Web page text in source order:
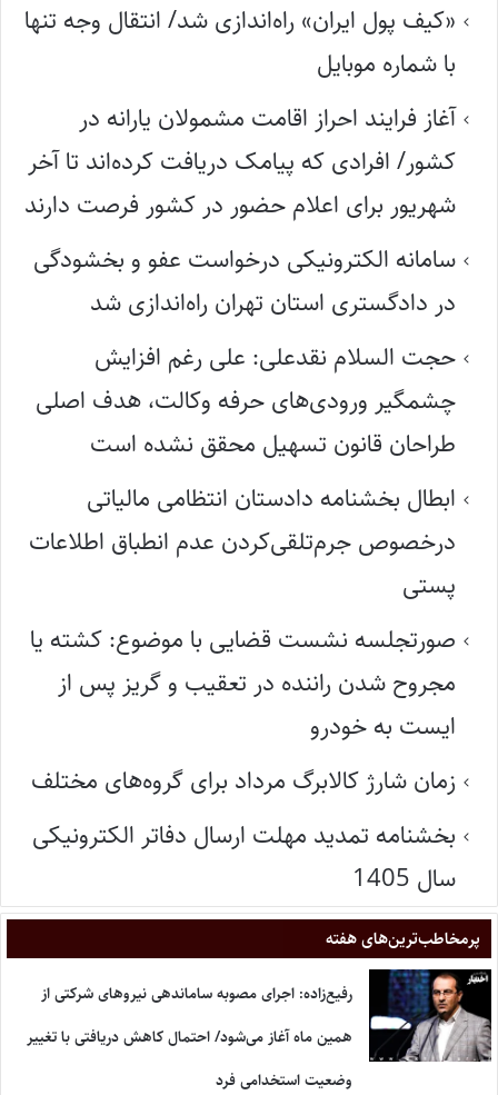
«کیف پول ایران» راه‌اندازی شد/ انتقال وجه تنها
با شماره موبایل
آغاز فرایند احراز اقامت مشمولان یارانه در
کشور/ افرادی که پیامک دریافت کرده‌اند تا آخر
شهریور برای اعلام حضور در کشور فرصت دارند
سامانه الکترونیکی درخواست عفو و بخشودگی
در دادگستری استان تهران راه‌اندازی شد
حجت السلام نقدعلی: علی رغم افزایش
چشمگیر ورودی‌های حرفه وکالت، هدف اصلی
طراحان قانون تسهیل محقق نشده است
ابطال بخشنامه دادستان انتظامی مالیاتی
درخصوص جرم‌تلقی‌کردن عدم انطباق اطلاعات
پستی
صورتجلسه نشست قضایی با موضوع: کشته یا
مجروح شدن راننده در تعقیب و گریز پس از
ایست به خودرو
زمان شارژ کالابرگ مرداد برای گروه‌های مختلف
بخشنامه تمدید مهلت ارسال دفاتر الکترونیکی
سال 1405
پر‌مخاطب‌ترین‌های هفته
رفیع‌زاده: اجرای مصوبه ساماندهی نیروهای شرکتی از
همین ماه آغاز می‌شود/ احتمال کاهش دریافتی با تغییر
وضعیت استخدامی فرد